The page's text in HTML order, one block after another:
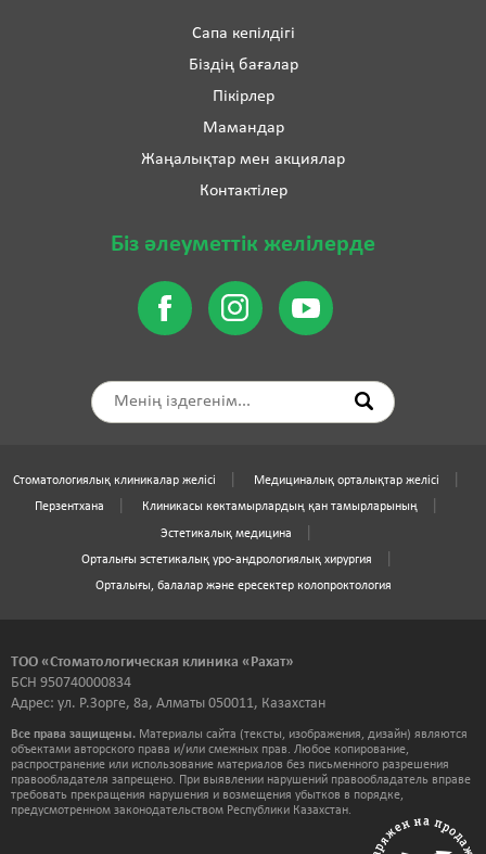
Сапа кепілдігі
Біздің бағалар
Пікірлер
Мамандар
Жаңалықтар мен акциялар
Контактілер
Біз әлеуметтік желілерде
Стоматологиялық клиникалар желісі Медициналық орталықтар желісі
Перзентхана Клиникасы көктамырлардың қан тамырларының
Эстетикалық медицина
Орталығы эстетикалық уро-андрологиялық хирургия
Орталығы, балалар және ересектер колопроктология
ТОО «Стоматологическая клиника «Рахат»
БСН 950740000834
Адрес: ул. Р.Зорге, 8а, Алматы 050011, Казахстан
Все права защищены. Материалы сайта (тексты, изображения, дизайн) являются
объектами авторского права и/или смежных прав. Любое копирование,
распространение или использование материалов без письменного разрешения
правообладателя запрещено. При выявлении нарушений правообладатель вправе
требовать прекращения нарушения и возмещения убытков в порядке,
предусмотренном законодательством Республики Казахстан.